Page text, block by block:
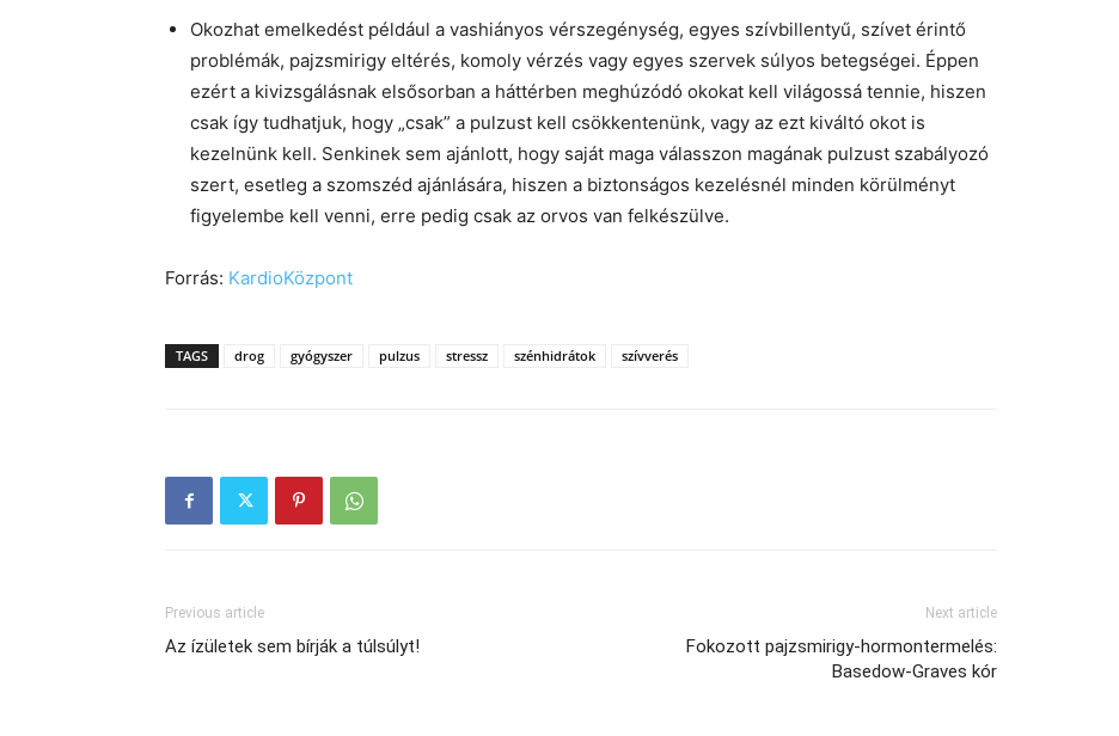
Okozhat emelkedést például a vashiányos vérszegénység, egyes szívbillentyű, szívet érintő
problémák, pajzsmirigy eltérés, komoly vérzés vagy egyes szervek súlyos betegségei. Éppen
ezért a kivizsgálásnak elsősorban a háttérben meghúzódó okokat kell világossá tennie, hiszen
csak így tudhatjuk, hogy „csak” a pulzust kell csökkentenünk, vagy az ezt kiváltó okot is
kezelnünk kell. Senkinek sem ajánlott, hogy saját maga válasszon magának pulzust szabályozó
szert, esetleg a szomszéd ajánlására, hiszen a biztonságos kezelésnél minden körülményt
figyelembe kell venni, erre pedig csak az orvos van felkészülve.
Forrás: KardioKözpont
TAGS drog gyógyszer pulzus stressz szénhidrátok szívverés
Previous article
Az ízületek sem bírják a túlsúlyt!
Next article
Fokozott pajzsmirigy-hormontermelés:
Basedow-Graves kór